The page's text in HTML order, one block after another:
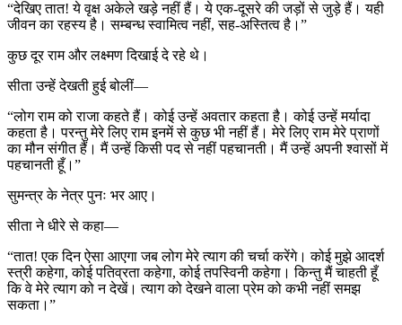
“देखिए तात! ये वृक्ष अकेले खड़े नहीं हैं। ये एक-दूसरे की जड़ों से जुड़े हैं। यही
जीवन का रहस्य है। सम्बन्ध स्वामित्व नहीं, सह-अस्तित्व है।”
कुछ दूर राम और लक्ष्मण दिखाई दे रहे थे।
सीता उन्हें देखती हुई बोलीं—
“लोग राम को राजा कहते हैं। कोई उन्हें अवतार कहता है। कोई उन्हें मर्यादा
कहता है। परन्तु मेरे लिए राम इनमें से कुछ भी नहीं हैं। मेरे लिए राम मेरे प्राणों
का मौन संगीत हैं। मैं उन्हें किसी पद से नहीं पहचानती। मैं उन्हें अपनी श्वासों में
पहचानती हूँ।”
सुमन्त्र के नेत्र पुनः भर आए।
सीता ने धीरे से कहा—
“तात! एक दिन ऐसा आएगा जब लोग मेरे त्याग की चर्चा करेंगे। कोई मुझे आदर्श
स्त्री कहेगा, कोई पतिव्रता कहेगा, कोई तपस्विनी कहेगा। किन्तु मैं चाहती हूँ
कि वे मेरे त्याग को न देखें। त्याग को देखने वाला प्रेम को कभी नहीं समझ
सकता।”